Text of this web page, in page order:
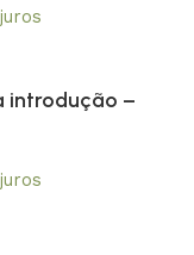
introdução –